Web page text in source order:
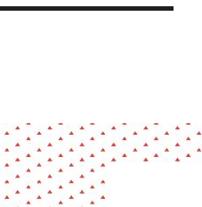
Actualité